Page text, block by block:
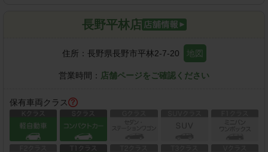
長野平林店
住所： 長野県長野市平林2-7-20 地図
営業時間： 店舗ページをご確認ください
保有車両クラス